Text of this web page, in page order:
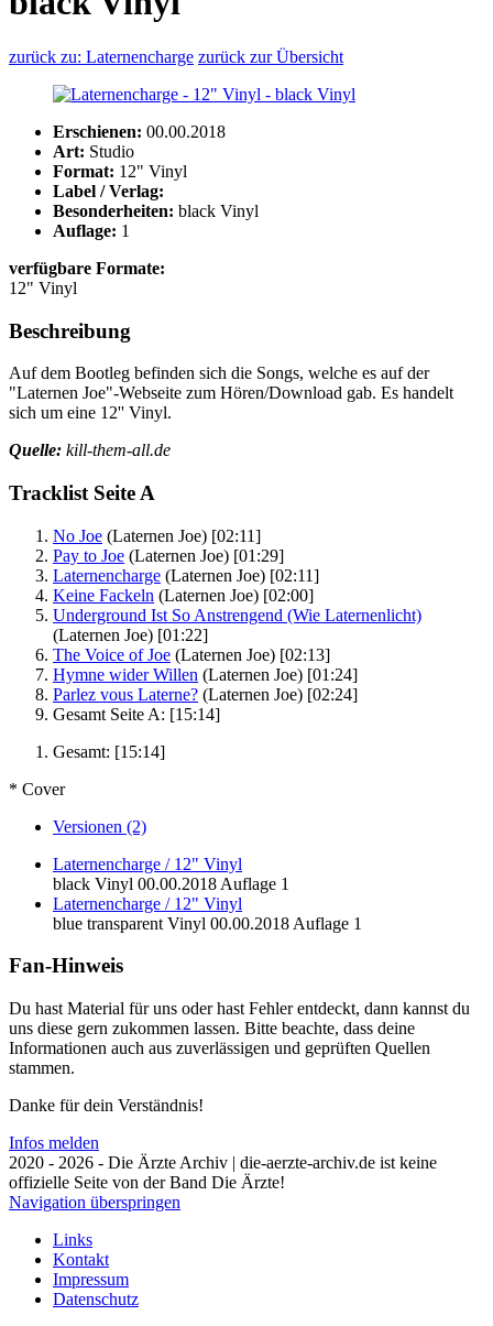
zurück zu: Laternencharge zurück zur Übersicht
Erschienen: 00.00.2018
Art: Studio
Format: 12" Vinyl
Label / Verlag:
Besonderheiten: black Vinyl
Auflage: 1
verfügbare Formate:
12" Vinyl
Beschreibung
Auf dem Bootleg befinden sich die Songs, welche es auf der
"Laternen Joe"-Webseite zum Hören/Download gab. Es handelt
sich um eine 12'' Vinyl.
Quelle: kill-them-all.de
Tracklist Seite A
No Joe (Laternen Joe) [02:11]
Pay to Joe (Laternen Joe) [01:29]
Laternencharge (Laternen Joe) [02:11]
Keine Fackeln (Laternen Joe) [02:00]
Underground Ist So Anstrengend (Wie Laternenlicht)
(Laternen Joe) [01:22]
The Voice of Joe (Laternen Joe) [02:13]
Hymne wider Willen (Laternen Joe) [01:24]
Parlez vous Laterne? (Laternen Joe) [02:24]
Gesamt Seite A: [15:14]
Gesamt: [15:14]
* Cover
Versionen (2)
Laternencharge / 12" Vinyl
black Vinyl 00.00.2018 Auflage 1
Laternencharge / 12" Vinyl
blue transparent Vinyl 00.00.2018 Auflage 1
Fan-Hinweis
Du hast Material für uns oder hast Fehler entdeckt, dann kannst du
uns diese gern zukommen lassen. Bitte beachte, dass deine
Informationen auch aus zuverlässigen und geprüften Quellen
stammen.
Danke für dein Verständnis!
Infos melden
2020 - 2026 - Die Ärzte Archiv | die-aerzte-archiv.de ist keine
offizielle Seite von der Band Die Ärzte!
Navigation überspringen
Links
Kontakt
Impressum
Datenschutz